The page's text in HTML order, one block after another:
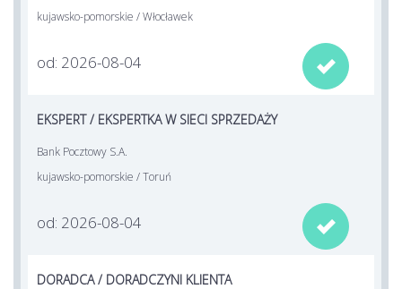
kujawsko-pomorskie / Włocławek
od: 2026-08-04 
EKSPERT / EKSPERTKA W SIECI SPRZEDAŻY
Bank Pocztowy S.A.
kujawsko-pomorskie / Toruń
od: 2026-08-04 
DORADCA / DORADCZYNI KLIENTA